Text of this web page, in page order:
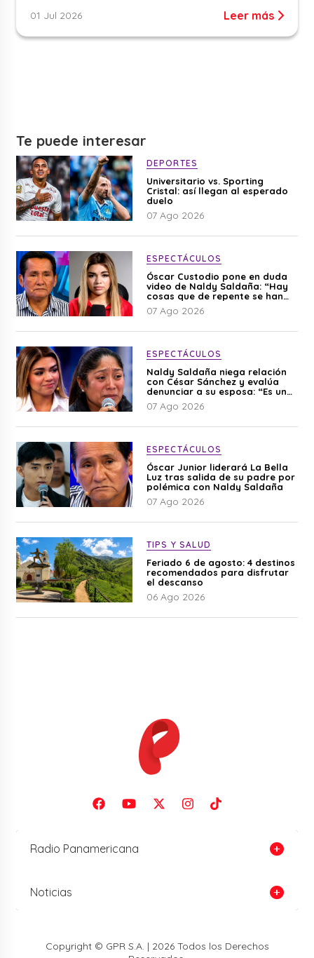
01 Jul 2026 Leer más
Te puede interesar
DEPORTES
Universitario vs. Sporting
Cristal: así llegan al esperado
duelo
07 Ago 2026
ESPECTÁCULOS
Óscar Custodio pone en duda
video de Naldy Saldaña: “Hay
cosas que de repente se han
editado”
07 Ago 2026
ESPECTÁCULOS
Naldy Saldaña niega relación
con César Sánchez y evalúa
denunciar a su esposa: “Es una
difamación”
07 Ago 2026
ESPECTÁCULOS
Óscar Junior liderará La Bella
Luz tras salida de su padre por
polémica con Naldy Saldaña
07 Ago 2026
TIPS Y SALUD
Feriado 6 de agosto: 4 destinos
recomendados para disfrutar
el descanso
06 Ago 2026
Radio Panamericana
Noticias
Copyright © GPR S.A. | 2026 Todos los Derechos